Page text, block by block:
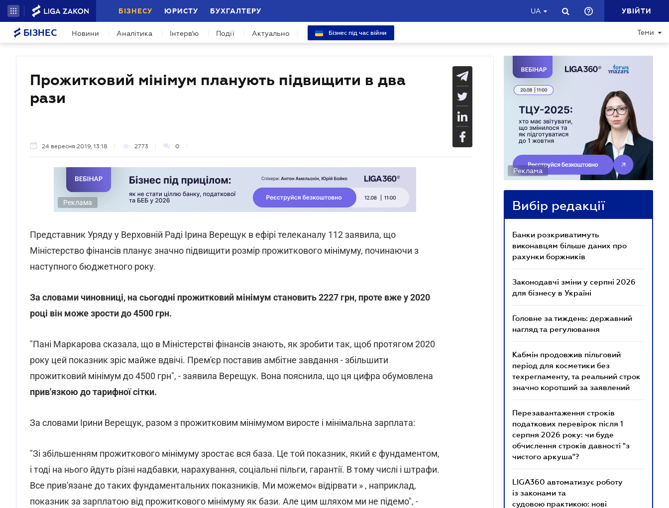
БІЗНЕСУ ЮРИСТУ БУХГАЛТЕРУ UA УВІЙТИ
БІЗНЕС Новини Аналітика Інтерв'ю Події Актуально Бізнес під час війни Теми
Прожитковий мінімум планують підвищити в два
рази
24 вересня 2019, 13:18 2773 0
Реклама
Представник Уряду у Верховній Раді Ірина Верещук в ефірі телеканалу 112 заявила, що
Міністерство фінансів планує значно підвищити розмір прожиткового мінімуму, починаючи з
наступного бюджетного року.
За словами чиновниці, на сьогодні прожитковий мінімум становить 2227 грн, проте вже у 2020
році він може зрости до 4500 грн.
"Пані Маркарова сказала, що в Міністерстві фінансів знають, як зробити так, щоб протягом 2020
року цей показник зріс майже вдвічі. Прем'єр поставив амбітне завдання - збільшити
прожитковий мінімум до 4500 грн", - заявила Верещук. Вона пояснила, що ця цифра обумовлена
прив'язкою до тарифної сітки.
За словами Ірини Верещук, разом з прожитковим мінімумом виросте і мінімальна зарплата:
"Зі збільшенням прожиткового мінімуму зростає вся база. Це той показник, який є фундаментом,
і тоді на нього йдуть різні надбавки, нарахування, соціальні пільги, гарантії. В тому числі і штрафи.
Все прив'язане до таких фундаментальних показників. Ми можемо« відірвати » , наприклад,
показник за зарплатою від прожиткового мінімуму як бази. Але цим шляхом ми не підемо", -
Реклама
Вибір редакції
Банки розкриватимуть
виконавцям більше даних про
рахунки боржників
Законодавчі зміни у серпні 2026
для бізнесу в Україні
Головне за тиждень: державний
нагляд та регулювання
Кабмін продовжив пільговий
період для косметики без
техрегламенту, та реальний строк
значно коротший за заявлений
Перезавантаження строків
податкових перевірок після 1
серпня 2026 року: чи буде
обчислення строків давності "з
чистого аркуша"?
LIGA360 автоматизує роботу
із законами та
судовою практикою: нові